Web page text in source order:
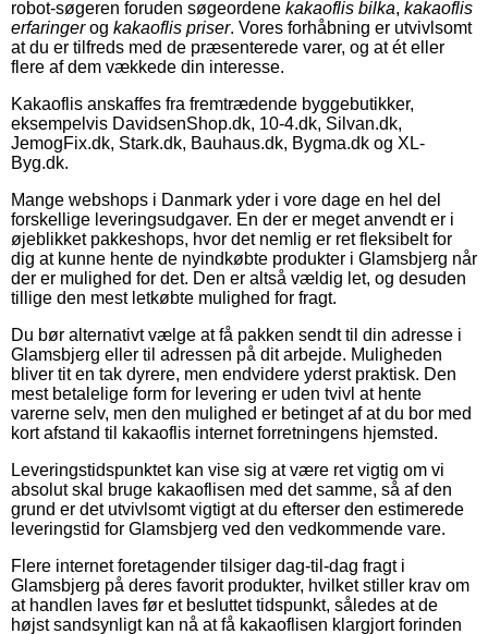
robot-søgeren foruden søgeordene kakaoflis bilka, kakaoflis
erfaringerog kakaoflis priser. Vores forhåbning er utvivlsomt
at du er tilfreds med de præsenterede varer, og at ét eller
flere af dem vækkede din interesse.
Kakaoflis anskaffes fra fremtrædende byggebutikker,
eksempelvis DavidsenShop.dk, 10-4.dk, Silvan.dk,
JemogFix.dk, Stark.dk, Bauhaus.dk, Bygma.dk og XL-
Byg.dk.
Mange webshops i Danmark yder i vore dage en hel del
forskellige leveringsudgaver. En der er meget anvendt er i
øjeblikket pakkeshops, hvor det nemlig er ret fleksibelt for
dig at kunne hente de nyindkøbte produkter i Glamsbjerg når
der er mulighed for det. Den er altså vældig let, og desuden
tillige den mest letkøbte mulighed for fragt.
Du bør alternativt vælge at få pakken sendt til din adresse i
Glamsbjerg eller til adressen på dit arbejde. Muligheden
bliver tit en tak dyrere, men endvidere yderst praktisk. Den
mest betalelige form for levering er uden tvivl at hente
varerne selv, men den mulighed er betinget af at du bor med
kort afstand til kakaoflis internet forretningens hjemsted.
Leveringstidspunktet kan vise sig at være ret vigtig om vi
absolut skal bruge kakaoflisen med det samme, så af den
grund er det utvivlsomt vigtigt at du efterser den estimerede
leveringstid for Glamsbjerg ved den vedkommende vare.
Flere internet foretagender tilsiger dag-til-dag fragt i
Glamsbjerg på deres favorit produkter, hvilket stiller krav om
at handlen laves før et besluttet tidspunkt, således at de
højst sandsynligt kan nå at få kakaoflisen klargjort forinden